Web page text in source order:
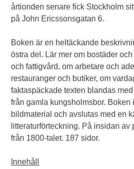
årtionden senare fick Stockholm
på John Ericssonsgatan 6.
Boken är en heltäckande
östra del. Lär mer om bostäder
och fattigvård, om arbetare och
restauranger och butiker, om
faktaspäckade texten blandas
från gamla kungsholmsbor. Boken
bildmaterial och avslutas med en
litteraturförteckning. På insidan av
från 1800-talet. 187 sidor.
Innehåll